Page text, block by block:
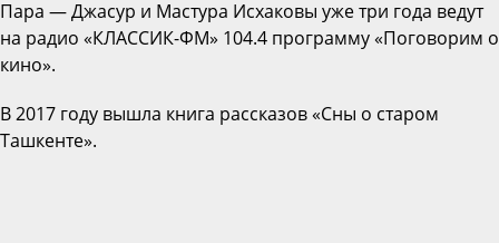
Пара — Джасур и Мастура Исхаковы уже три года ведут
на радио «КЛАССИК-ФМ» 104.4 программу «Поговорим о
кино».
В 2017 году вышла книга рассказов«Сны о старом
Ташкенте».